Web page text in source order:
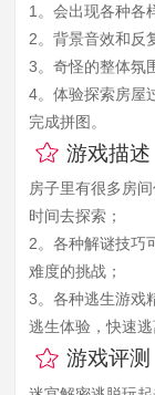
1。会出现各种各
2。背景音效和反
3。奇怪的整体氛
4。体验探索房屋
完成拼图。
游戏描述
房子里有很多房
时间去探索；
2。各种解谜技巧
难度的挑战；
3。各种逃生游戏
逃生体验，快速逃
游戏评测